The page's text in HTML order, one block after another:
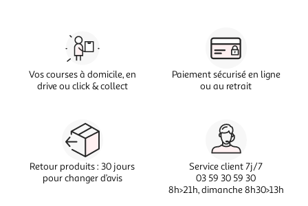
Vos courses à domicile, en
drive ou click & collect
Paiement sécurisé en ligne
ou au retrait
Retour produits : 30 jours
pour changer d’avis
Service client 7j/7
03 59 30 59 30
8h>21h, dimanche 8h30>13h